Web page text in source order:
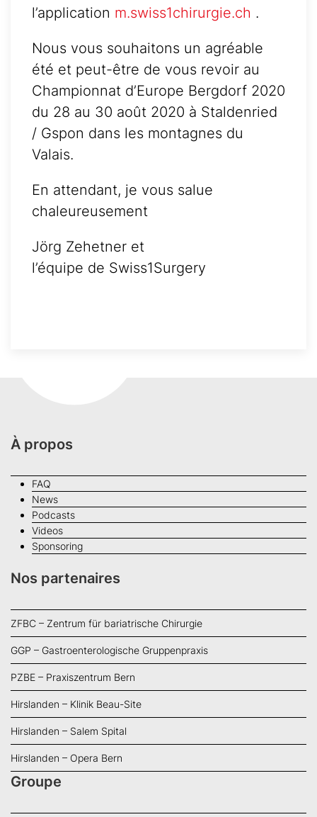
l’application m.swiss1chirurgie.ch .
Nous vous souhaitons un agréable
été et peut-être de vous revoir au
Championnat d’Europe Bergdorf 2020
du 28 au 30 août 2020 à Staldenried
/ Gspon dans les montagnes du
Valais.
En attendant, je vous salue
chaleureusement
Jörg Zehetner et
l’équipe de Swiss1Surgery
À propos
FAQ
News
Podcasts
Videos
Sponsoring
Nos partenaires
ZFBC – Zentrum für bariatrische Chirurgie
GGP – Gastroenterologische Gruppenpraxis
PZBE – Praxiszentrum Bern
Hirslanden – Klinik Beau-Site
Hirslanden – Salem Spital
Hirslanden – Opera Bern
Groupe